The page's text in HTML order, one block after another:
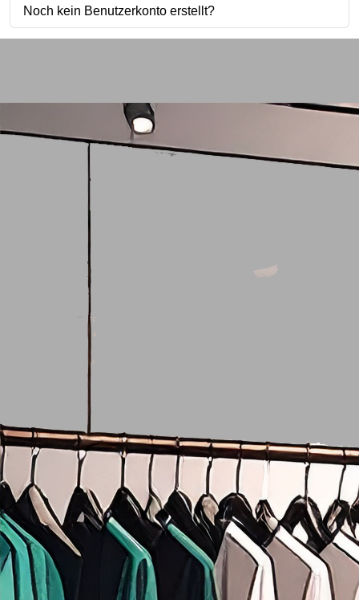
Noch kein Benutzerkonto erstellt?